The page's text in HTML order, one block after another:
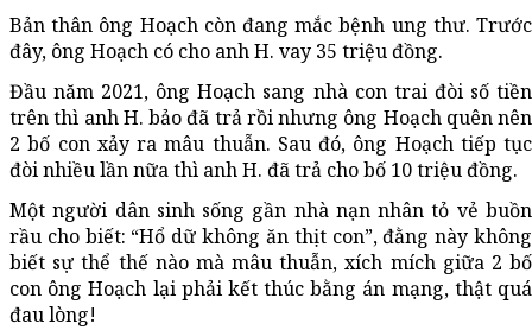
Bản thân ông Hoạch còn đang mắc bệnh ung thư. Trước
đây, ông Hoạch có cho anh H. vay 35 triệu đồng.
Đầu năm 2021, ông Hoạch sang nhà con trai đòi số tiền
trên thì anh H. bảo đã trả rồi nhưng ông Hoạch quên nên
2 bố con xảy ra mâu thuẫn. Sau đó, ông Hoạch tiếp tục
đòi nhiều lần nữa thì anh H. đã trả cho bố 10 triệu đồng.
Một người dân sinh sống gần nhà nạn nhân tỏ vẻ buồn
rầu cho biết: “Hổ dữ không ăn thịt con”, đằng này không
biết sự thể thế nào mà mâu thuẫn, xích mích giữa 2 bố
con ông Hoạch lại phải kết thúc bằng án mạng, thật quá
đau lòng!